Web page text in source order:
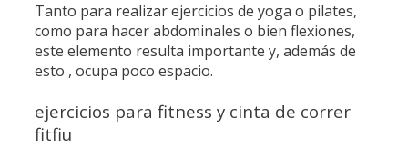
Tanto para realizar ejercicios de yoga o pilates,
como para hacer abdominales o bien flexiones,
este elemento resulta importante y, además de
esto , ocupa poco espacio.
ejercicios para fitness y cinta de correr
fitfiu